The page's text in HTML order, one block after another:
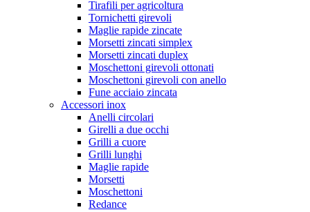
Tirafili per agricoltura
Tornichetti girevoli
Maglie rapide zincate
Morsetti zincati simplex
Morsetti zincati duplex
Moschettoni girevoli ottonati
Moschettoni girevoli con anello
Fune acciaio zincata
Accessori inox
Anelli circolari
Girelli a due occhi
Grilli a cuore
Grilli lunghi
Maglie rapide
Morsetti
Moschettoni
Redance